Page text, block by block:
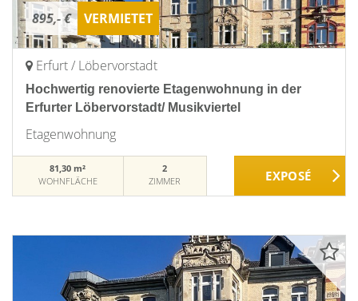
895,- € VERMIETET
Erfurt / Löbervorstadt
Hochwertig renovierte Etagenwohnung in der
Erfurter Löbervorstadt/ Musikviertel
Etagenwohnung
81,30 m²
WOHNFLÄCHE
2
ZIMMER